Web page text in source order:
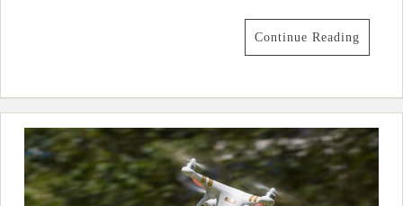
Continue Reading